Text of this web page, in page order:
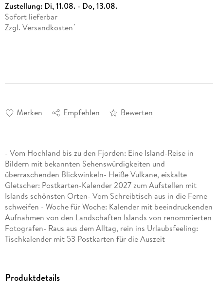
Zustellung: Di, 11.08. - Do, 13.08.
Sofort lieferbar
Zzgl. Versandkosten *
Merken Empfehlen Bewerten
- Vom Hochland bis zu den Fjorden: Eine Island-Reise in
Bildern mit bekannten Sehenswürdigkeiten und
überraschenden Blickwinkeln- Heiße Vulkane, eiskalte
Gletscher: Postkarten-Kalender 2027 zum Aufstellen mit
Islands schönsten Orten- Vom Schreibtisch aus in die Ferne
schweifen - Woche für Woche: Kalender mit beeindruckenden
Aufnahmen von den Landschaften Islands von renommierten
Fotografen- Raus aus dem Alltag, rein ins Urlaubsfeeling:
Tischkalender mit 53 Postkarten für die Auszeit
Produktdetails